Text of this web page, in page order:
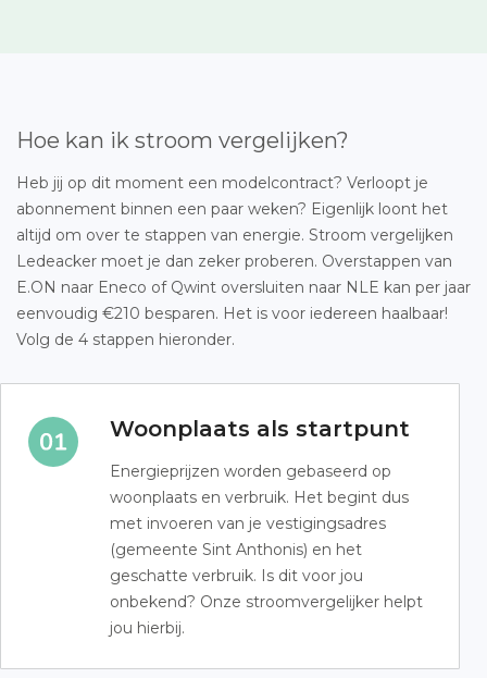
Hoe kan ik stroom vergelijken?
Heb jij op dit moment een modelcontract? Verloopt je
abonnement binnen een paar weken? Eigenlijk loont het
altijd om over te stappen van energie. Stroom vergelijken
Ledeacker moet je dan zeker proberen. Overstappen van
E.ON naar Eneco of Qwint oversluiten naar NLE kan per jaar
eenvoudig €210 besparen. Het is voor iedereen haalbaar!
Volg de 4 stappen hieronder.
Woonplaats als startpunt
Energieprijzen worden gebaseerd op
woonplaats en verbruik. Het begint dus
met invoeren van je vestigingsadres
(gemeente Sint Anthonis) en het
geschatte verbruik. Is dit voor jou
onbekend? Onze stroomvergelijker helpt
jou hierbij.